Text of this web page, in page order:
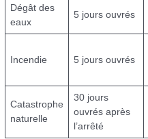
Dégât des
eaux
5 jours ouvrés
Incendie 5 jours ouvrés
Catastrophe
naturelle
30 jours
ouvrés après
l’arrêté